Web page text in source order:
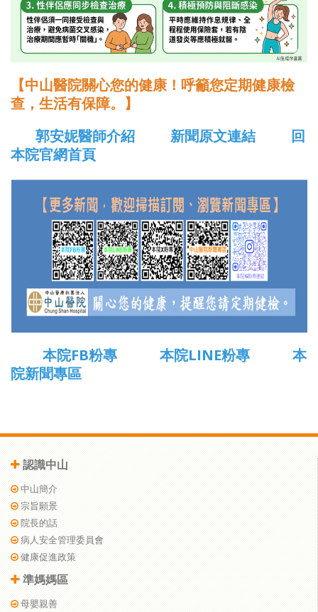
【中山醫院關心您的健康！呼籲您定期健康檢
查，生活有保障。】
郭安妮醫師介紹
新聞原文連結
回
本院官網首頁
本院FB粉專 本院LINE粉專
本
院新聞專區
認識中山
中山簡介
宗旨願景
院長的話
病人安全管理委員會
健康促進政策
準媽媽區
母嬰親善